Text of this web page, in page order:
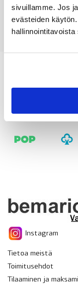
sivuillamme. Jos
evästeiden
Instagram
Tietoa meistä
Toimitusehdot
Tilaaminen ja